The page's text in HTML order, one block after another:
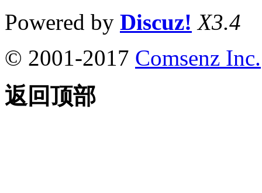
Powered by Discuz! X3.4
© 2001-2017 Comsenz Inc.
返回顶部